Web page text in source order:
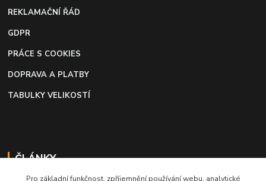
REKLAMAČNÍ ŘÁD
GDPR
PRÁCE S COOKIES
DOPRAVA A PLATBY
TABULKY VELIKOSTÍ
ČLÁNKY
Pro základní funkčnost, zpříjemnění používání webu, analytické